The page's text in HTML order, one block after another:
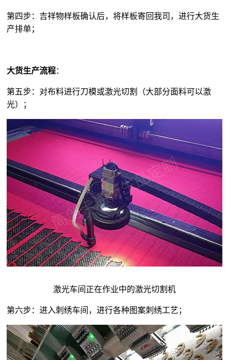
第四步：吉祥物样板确认后，将样板寄回我司，进行大货生
产排单；
大货生产流程：
第五步：对布料进行刀模或激光切割（大部分面料可以激
光）；
激光车间正在作业中的激光切割机
第六步：进入刺绣车间，进行各种图案刺绣工艺；